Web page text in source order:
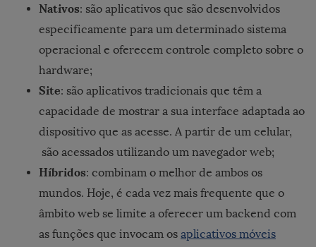
Nativos: são aplicativos que são desenvolvidos
especificamente para um determinado sistema
operacional e oferecem controle completo sobre o
hardware;
Site: são aplicativos tradicionais que têm a
capacidade de mostrar a sua interface adaptada ao
dispositivo que as acesse. A partir de um celular,
são acessados utilizando um navegador web;
Híbridos: combinam o melhor de ambos os
mundos. Hoje, é cada vez mais frequente que o
âmbito web se limite a oferecer um backend com
as funções que invocam os aplicativos móveis